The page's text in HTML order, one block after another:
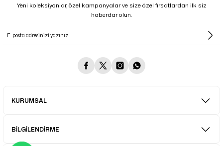
Yeni koleksiyonlar, özel kampanyalar ve size özel fırsatlardan ilk siz
haberdar olun.
KURUMSAL
BİLGİLENDİRME